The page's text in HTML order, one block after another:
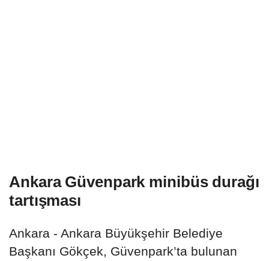
Ankara Güvenpark minibüs durağı
tartışması
Ankara - Ankara Büyükşehir Belediye
Başkanı Gökçek, Güvenpark’ta bulunan